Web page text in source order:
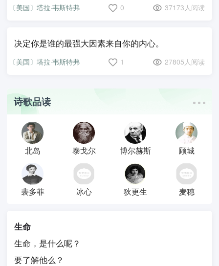
〔美国〕塔拉·韦斯特弗 0 37173人阅读
决定你是谁的最强大因素来自你的内心。
〔美国〕塔拉·韦斯特弗 1 27805人阅读
诗歌品读
北岛 泰戈尔 博尔赫斯 顾城
裴多菲 冰心 狄更生 麦穗
生命
生命，是什么呢？
要了解他么？